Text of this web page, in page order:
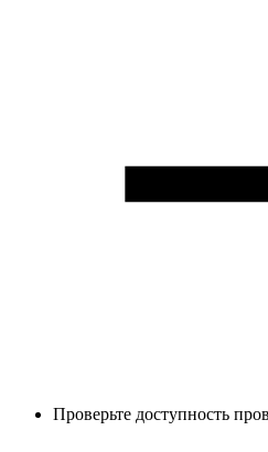
Проверьте доступность